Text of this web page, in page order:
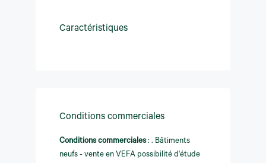
Caractéristiques
Conditions commerciales
Conditions commerciales : . Bâtiments
neufs - vente en VEFA possibilité d'étude